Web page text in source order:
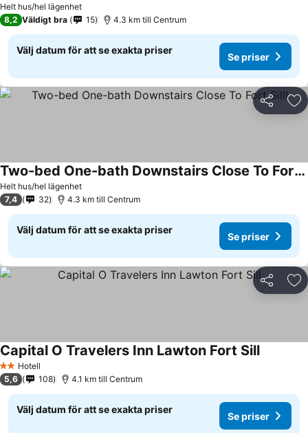
Helt hus/hel lägenhet
8,2 Väldigt bra 15 4.3 km till Centrum
Välj datum för att se exakta priser
Se priser
Dela
Helt hus/hel lägenhet
Two-bed One-bath Downstairs Close To Fort Sill!
Se priser
7,4 32 4.3 km till Centrum
Välj datum för att se exakta priser
Se priser
Dela
2 Stjärnor
Hotell
Capital O Travelers Inn Lawton Fort SillSe priser
5,6 108 4.1 km till Centrum
Välj datum för att se exakta priser
Se priser